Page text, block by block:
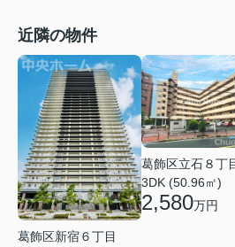
近隣の物件
葛飾区新宿６丁目
葛飾区立石８丁
3DK (50.96㎡)
2,580万円